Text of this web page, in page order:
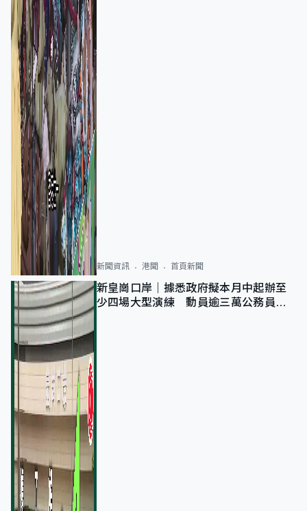
新聞資訊 港聞 首頁新聞
新皇崗口岸｜據悉政府擬本月中起辦至
少四場大型演練 動員逾三萬公務員人